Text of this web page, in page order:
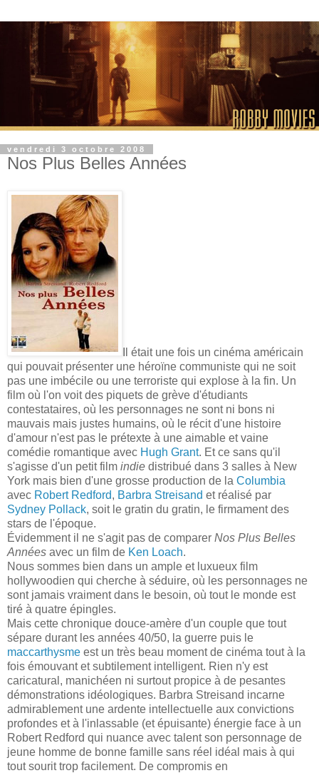
vendredi 3 octobre 2008
Nos Plus Belles Années
Il était une fois un cinéma américain
qui pouvait présenter une héroïne communiste qui ne soit
pas une imbécile ou une terroriste qui explose à la fin. Un
film où l'on voit des piquets de grève d'étudiants
contestataires, où les personnages ne sont ni bons ni
mauvais mais justes humains, où le récit d'une histoire
d'amour n'est pas le prétexte à une aimable et vaine
comédie romantique avec Hugh Grant. Et ce sans qu'il
s'agisse d'un petit film indie distribué dans 3 salles à New
York mais bien d'une grosse production de la Columbia
avec Robert Redford, Barbra Streisand et réalisé par
Sydney Pollack, soit le gratin du gratin, le firmament des
stars de l'époque.
Évidemment il ne s'agit pas de comparer Nos Plus Belles
Années avec un film de Ken Loach.
Nous sommes bien dans un ample et luxueux film
hollywoodien qui cherche à séduire, où les personnages ne
sont jamais vraiment dans le besoin, où tout le monde est
tiré à quatre épingles.
Mais cette chronique douce-amère d'un couple que tout
sépare durant les années 40/50, la guerre puis le
maccarthysme est un très beau moment de cinéma tout à la
fois émouvant et subtilement intelligent. Rien n'y est
caricatural, manichéen ni surtout propice à de pesantes
démonstrations idéologiques. Barbra Streisand incarne
admirablement une ardente intellectuelle aux convictions
profondes et à l'inlassable (et épuisante) énergie face à un
Robert Redford qui nuance avec talent son personnage de
jeune homme de bonne famille sans réel idéal mais à qui
tout sourit trop facilement. De compromis en